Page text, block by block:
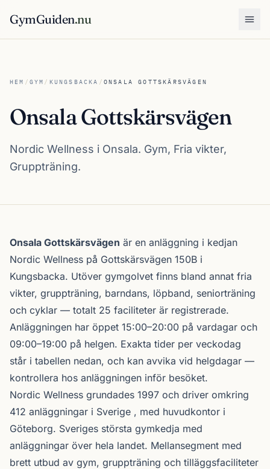
GymGuiden.nu
HEM / GYM / KUNGSBACKA / ONSALA GOTTSKÄRSVÄGEN
Onsala Gottskärsvägen
Nordic Wellness i Onsala. Gym, Fria vikter,
Gruppträning.
Om Onsala Gottskärsvägen
Onsala Gottskärsvägen är en anläggning i kedjan
Nordic Wellness på Gottskärsvägen 150B i
Kungsbacka. Utöver gymgolvet finns bland annat fria
vikter, gruppträning, barndans, löpband, seniorträning
och cyklar — totalt 25 faciliteter är registrerade.
Anläggningen har öppet 15:00–20:00 på vardagar och
09:00–19:00 på helgen. Exakta tider per veckodag
står i tabellen nedan, och kan avvika vid helgdagar —
kontrollera hos anläggningen inför besöket.
Nordic Wellness grundades 1997 och driver omkring
412 anläggningar i Sverige , med huvudkontor i
Göteborg. Sveriges största gymkedja med
anläggningar över hela landet. Mellansegment med
brett utbud av gym, gruppträning och tilläggsfaciliteter